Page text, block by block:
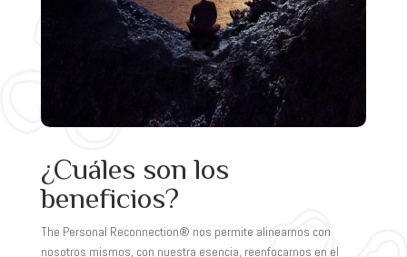
¿Cuáles son los
beneficios?
The Personal Reconnection® nos permite alinearnos con
nosotros mismos, con nuestra esencia, reenfocarnos en el